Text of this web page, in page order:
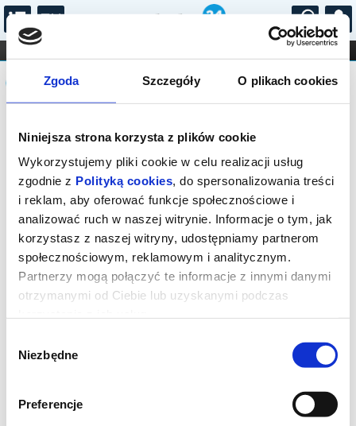
Zgoda Szczegóły O plikach cookies
Niniejsza strona korzysta z plików cookie
Wykorzystujemy pliki cookie w celu realizacji usług
zgodnie z Polityką cookies, do spersonalizowania treści
i reklam, aby oferować funkcje społecznościowe i
analizować ruch w naszej witrynie. Informacje o tym, jak
korzystasz z naszej witryny, udostępniamy partnerom
społecznościowym, reklamowym i analitycznym.
Partnerzy mogą połączyć te informacje z innymi danymi
otrzymanymi od Ciebie lub uzyskanymi podczas
zgody
Niezbędne
Preferencje
...
FILHARMONIA OPERA I BALET
STAND-UP
DLA DZIECI
Komunikat
Sprzedaż biletów on-line na wydarzenie
została zakończona.